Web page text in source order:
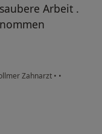
Arbeit .
Zahnarzt • •